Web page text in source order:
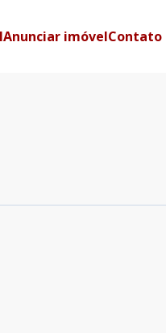
Anunciar imóvelContato